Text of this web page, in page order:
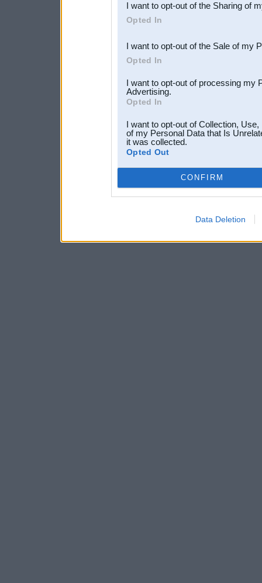
Downstream Participants
third parties.
I want to opt-out of the Sharing of
Opted In
I want to opt-out of the Sale of my
Opted In
I want to opt-out of processing my
Advertising.
Opted In
I want to opt-out of Collection,
of my Personal Data that Is
it was collected.
Opted Out
CONFIRM
Data Deletion